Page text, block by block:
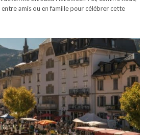
amis ou en famille pour célébrer cette